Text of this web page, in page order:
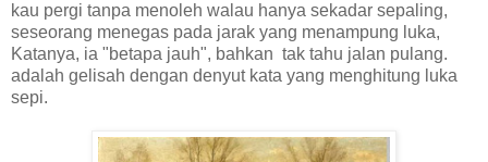
kau pergi tanpa menoleh walau hanya sekadar sepaling,
seseorang menegas pada jarak yang menampung luka,
Katanya, ia "betapa jauh", bahkan tak tahu jalan pulang.
adalah gelisah dengan denyut kata yang menghitung luka
sepi.